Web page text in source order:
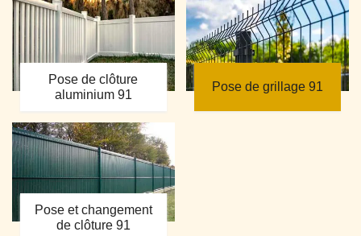
Pose de clôture
aluminium 91
Pose de grillage 91
Pose et changement
de clôture 91